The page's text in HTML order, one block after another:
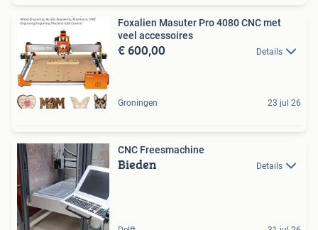
Foxalien Masuter Pro 4080 CNC met
veel accessoires
€ 600,00 Details
Groningen 23 jul 26
CNC Freesmachine
Bieden Details